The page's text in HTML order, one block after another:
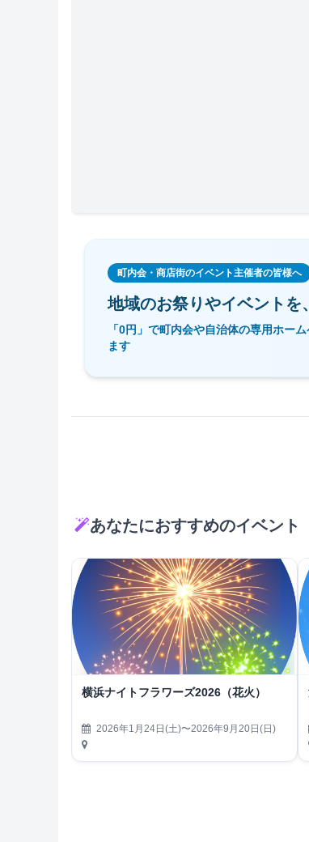
町内会・商店街のイベント主催者の皆様へ
地域のお祭りやイベントを、
「0円」で町内会や自治体の専用ホー
ます
あなたにおすすめのイベント
横浜ナイトフラワーズ2026（花火）
2026年1月24日(土)〜2026年9月20日(日)